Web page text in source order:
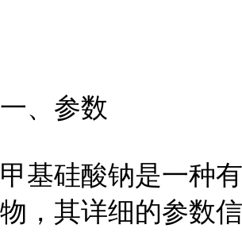
一、参数
甲基硅酸钠是一种
物，其详细的参数